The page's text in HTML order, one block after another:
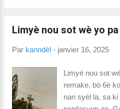
les droits
sur la scène
discriminatoire
les niveaux.
elle devenue un
Limyè nou sot wè yo
Par kanndèl - janvier 16, 2025
Limyè nou sot
remake, bò 6è
nan syèl la, sa